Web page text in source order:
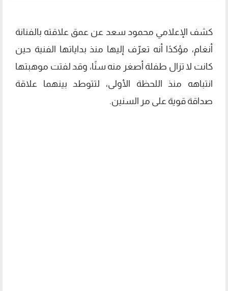
كشف الإعلامي محمود سعد عن عمق علاقته بالفنانة
أنغام، مؤكدًا أنه تعرّف إليها منذ بداياتها الفنية حين
كانت لا تزال طفلة أصغر منه سنًا، وقد لفتت موهبتها
انتباهه منذ اللحظة الأولى، لتتوطد بينهما علاقة
صداقة قوية على مر السنين.